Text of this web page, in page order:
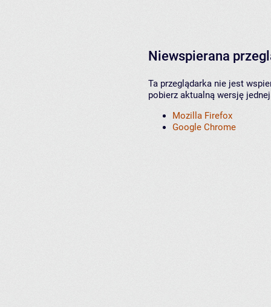
Niewspierana
Ta przeglądarka nie jest
pobierz aktualną wersję
Mozilla Firefox
Google Chrome